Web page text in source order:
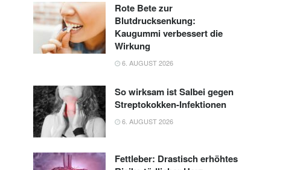
Rote Bete zur
Blutdrucksenkung:
Kaugummi verbessert die
Wirkung
6. AUGUST 2026
So wirksam ist Salbei gegen
Streptokokken-Infektionen
6. AUGUST 2026
Fettleber: Drastisch erhöhtes